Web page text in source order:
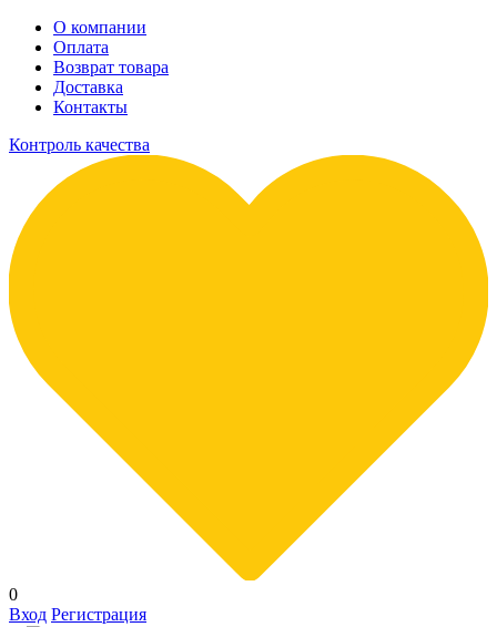
О компании
Оплата
Возврат товара
Доставка
Контакты
Контроль качества
0
Вход Регистрация